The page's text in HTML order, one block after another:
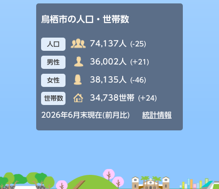
鳥栖市の人口・世帯数
人口 74,137人 (-25)
男性 36,002人 (+21)
女性 38,135人 (-46)
世帯数 34,738世帯 (+24)
2026年6月末現在(前月比) 統計情報